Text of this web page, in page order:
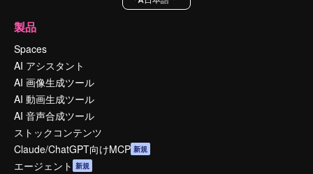
製品
Spaces
AI アシスタント
AI 画像生成ツール
AI 動画生成ツール
AI 音声合成ツール
ストックコンテンツ
Claude/ChatGPT向けMCP 新規
エージェント 新規